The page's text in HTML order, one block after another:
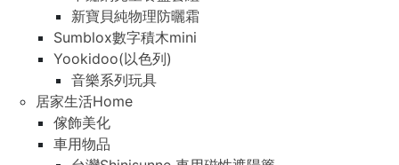
新寶貝純物理防曬霜
Sumblox數字積木mini
Yookidoo(以色列)
音樂系列玩具
居家生活Home
傢飾美化
車用物品